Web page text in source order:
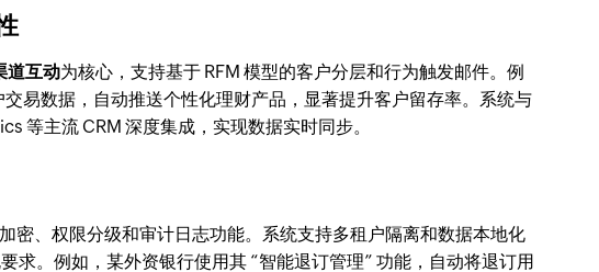
道互动为核心，支持基于 RFM 模型的客户分层和行为触发邮件。例
易数据，自动推送个性化理财产品，显著提升客户留存率。系统与
等主流 CRM 深度集成，实现数据实时同步。
加密、权限分级和审计日志功能。系统支持多租户隔离和数据本地化
求。例如，某外资银行使用其 “智能退订管理” 功能，自动将退订用